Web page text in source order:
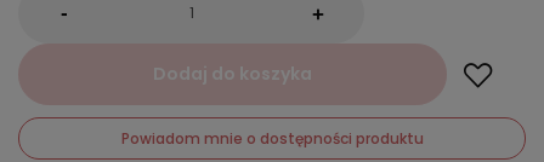
- +
Dodaj do koszyka
Powiadom mnie o dostępności produktu